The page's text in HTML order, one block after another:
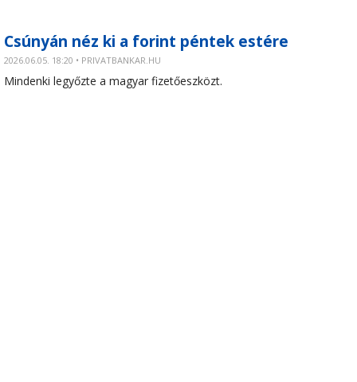
Csúnyán néz ki a forint péntek estére
2026.06.05. 18:20 • PRIVATBANKAR.HU
Mindenki legyőzte a magyar fizetőeszközt.